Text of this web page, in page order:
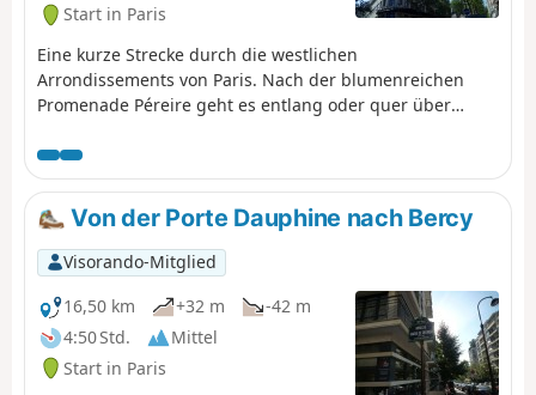
Start in Paris
Eine kurze Strecke durch die westlichen
Arrondissements von Paris. Nach der blumenreichen
Promenade Péreire geht es entlang oder quer über
de Triomphe de l'Étoile bieten.
Von der Porte Dauphine nach Bercy
Visorando-Mitglied
16,50 km
+32 m
-42 m
4:50 Std.
Mittel
Start in Paris